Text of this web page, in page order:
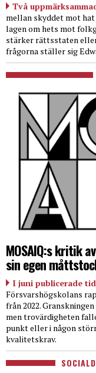
Två
mellan skyddet mot
lagen om hets mot
stärker rättsstaten
frågorna ställer sig
MOSAIQ:s kritik
sin egen
I juni publicerade
Försvarshögskolans
från 2022.
men trovärdigheten
punkt eller i någon
kvalitetskrav.